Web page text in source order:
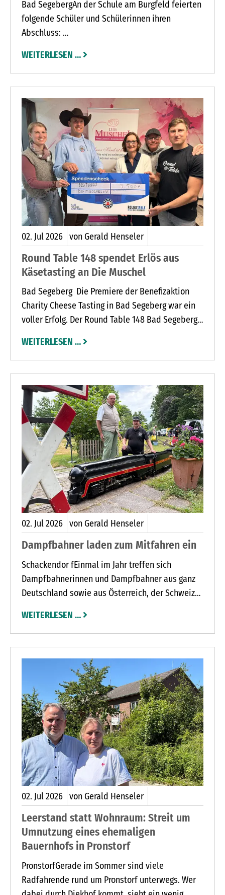
Bad SegebergAn der Schule am Burgfeld feierten
folgende Schüler und Schülerinnen ihren
Abschluss:
WEITERLESEN …
02. Jul2026 von Gerald Henseler
Round Table 148 spendet Erlös aus
Käsetasting an Die Muschel
Bad Segeberg Die Premiere der Benefizaktion
Charity Cheese Tasting in Bad Segeberg war ein
voller Erfolg. Der Round Table 148 Bad Segeberg
an den Kinder- und Familienhospizdienst Die
Muschel.
WEITERLESEN …
02. Jul2026 von Gerald Henseler
Dampfbahner laden zum Mitfahren ein
Schackendor fEinmal im Jahr treffen sich
Dampfbahnerinnen und Dampfbahner aus ganz
Deutschland sowie aus Österreich, der Schweiz
Bahn Clubs Holstein in Schackendorf (Hamdorfer
Weg 9)
WEITERLESEN …
02. Jul2026 von Gerald Henseler
Leerstand statt Wohnraum: Streit um
Umnutzung eines ehemaligen
Bauernhofs in Pronstorf
PronstorfGerade im Sommer sind viele
Radfahrende rund um Pronstorf unterwegs. Wer